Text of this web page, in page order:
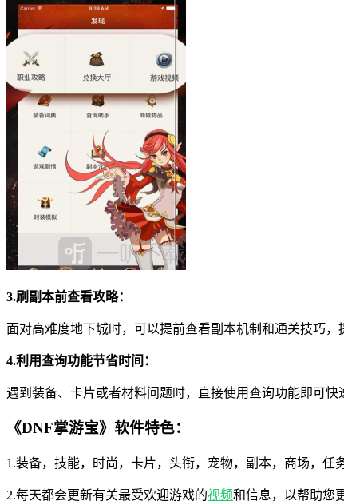
3.刷副本前查看攻略：
面对高难度地下城时，可以提前查看副本机制和通关技巧，
4.利用查询功能节省时间：
遇到装备、卡片或者材料问题时，直接使用查询功能即可快
《DNF掌游宝》软件特色：
1.装备，技能，时尚，卡片，头衔，宠物，副本，商场，任
2.每天都会更新有关最受欢迎游戏的视频和信息，以帮助您